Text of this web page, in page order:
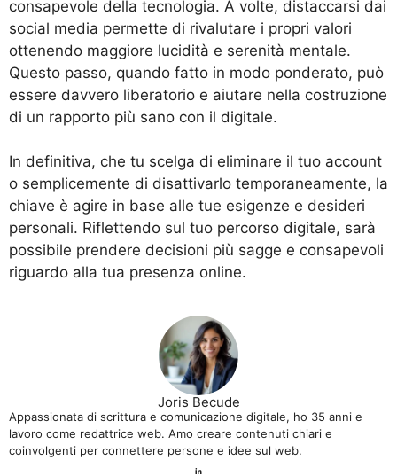
consapevole della tecnologia. A volte, distaccarsi dai
social media permette di rivalutare i propri valori
ottenendo maggiore lucidità e serenità mentale.
Questo passo, quando fatto in modo ponderato, può
essere davvero liberatorio e aiutare nella costruzione
di un rapporto più sano con il digitale.
In definitiva, che tu scelga di eliminare il tuo account
o semplicemente di disattivarlo temporaneamente, la
chiave è agire in base alle tue esigenze e desideri
personali. Riflettendo sul tuo percorso digitale, sarà
possibile prendere decisioni più sagge e consapevoli
riguardo alla tua presenza online.
Joris Becude
Appassionata di scrittura e comunicazione digitale, ho 35 anni e
lavoro come redattrice web. Amo creare contenuti chiari e
coinvolgenti per connettere persone e idee sul web.